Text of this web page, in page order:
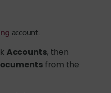
account.
Accounts, then
from the